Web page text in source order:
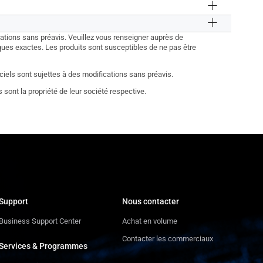
sans préavis. Veuillez vous renseigner auprès de
exactes. Les produits sont susceptibles de ne pas être
sont sujettes à des modifications sans préavis.
la propriété de leur société respective.
Business Support Center
& Programmes
Nous contacter
Achat en volume
Contacter les commerciaux